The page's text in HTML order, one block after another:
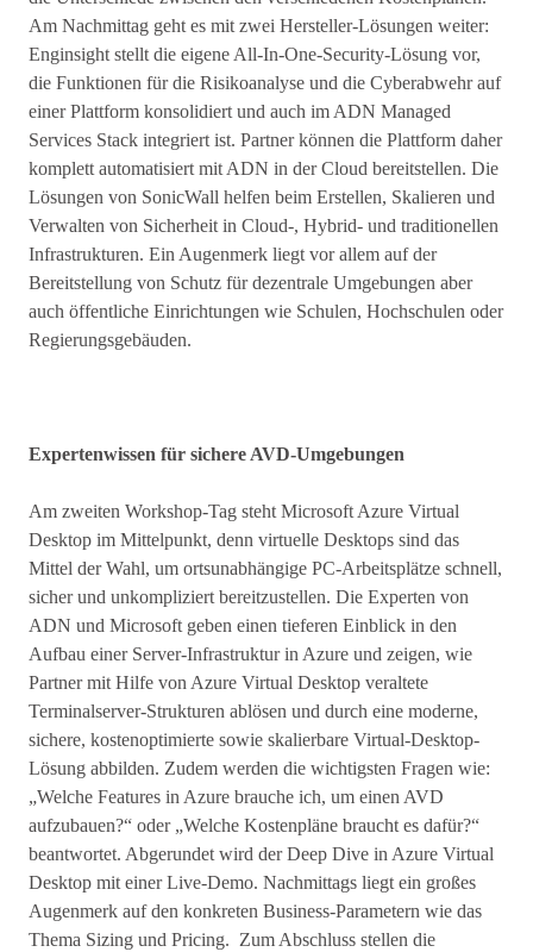
Am Nachmittag geht es mit zwei Hersteller-Lösungen weiter:
Enginsight stellt die eigene All-In-One-Security-Lösung vor,
die Funktionen für die Risikoanalyse und die Cyberabwehr auf
einer Plattform konsolidiert und auch im ADN Managed
Services Stack integriert ist. Partner können die Plattform daher
komplett automatisiert mit ADN in der Cloud bereitstellen. Die
Lösungen von SonicWall helfen beim Erstellen, Skalieren und
Verwalten von Sicherheit in Cloud-, Hybrid- und traditionellen
Infrastrukturen. Ein Augenmerk liegt vor allem auf der
Bereitstellung von Schutz für dezentrale Umgebungen aber
auch öffentliche Einrichtungen wie Schulen, Hochschulen oder
Regierungsgebäuden.
Expertenwissen für sichere AVD-Umgebungen
Am zweiten Workshop-Tag steht Microsoft Azure Virtual
Desktop im Mittelpunkt, denn virtuelle Desktops sind das
Mittel der Wahl, um ortsunabhängige PC-Arbeitsplätze schnell,
sicher und unkompliziert bereitzustellen. Die Experten von
ADN und Microsoft geben einen tieferen Einblick in den
Aufbau einer Server-Infrastruktur in Azure und zeigen, wie
Partner mit Hilfe von Azure Virtual Desktop veraltete
Terminalserver-Strukturen ablösen und durch eine moderne,
sichere, kostenoptimierte sowie skalierbare Virtual-Desktop-
Lösung abbilden. Zudem werden die wichtigsten Fragen wie:
„Welche Features in Azure brauche ich, um einen AVD
aufzubauen?“ oder „Welche Kostenpläne braucht es dafür?“
beantwortet. Abgerundet wird der Deep Dive in Azure Virtual
Desktop mit einer Live-Demo. Nachmittags liegt ein großes
Augenmerk auf den konkreten Business-Parametern wie das
Thema Sizing und Pricing. Zum Abschluss stellen die